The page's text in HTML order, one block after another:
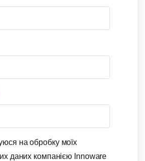
на обробку моїх
даних компанією Innoware